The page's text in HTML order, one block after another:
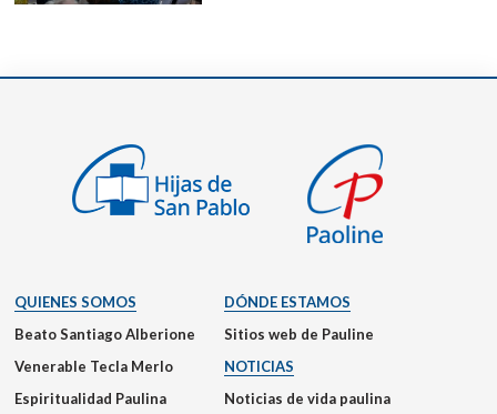
QUIENES SOMOS
Beato Santiago Alberione
Venerable Tecla Merlo
Espiritualidad Paulina
DÓNDE ESTAMOS
Sitios web de Pauline
NOTICIAS
Noticias de vida paulina